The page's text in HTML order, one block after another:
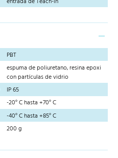
PBT
espuma de poliuretano, resina epoxi
con partículas de vidrio
IP 65
-20° C hasta +70° C
-40° C hasta +85° C
200 g